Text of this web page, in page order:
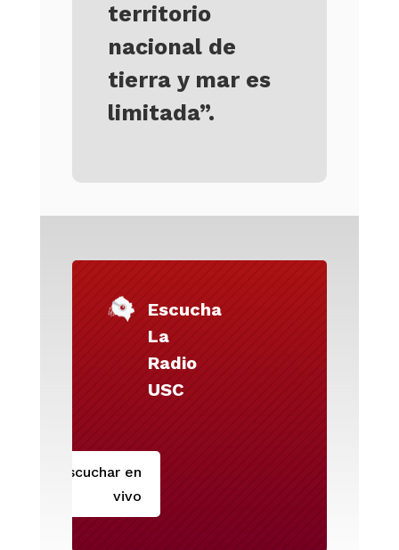
territorio
nacional de
tierra y mar es
limitada”.
Escucha
La
Radio
USC
Escuchar en
vivo